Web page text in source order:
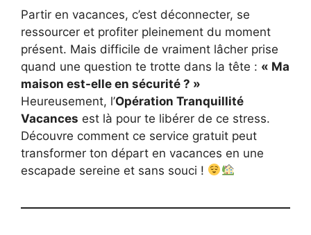
Partir en vacances, c’est déconnecter, se
ressourcer et profiter pleinement du moment
présent. Mais difficile de vraiment lâcher prise
quand une question te trotte dans la tête : « Ma
maison est-elle en sécurité ? »
Heureusement, l’Opération Tranquillité
Vacances est là pour te libérer de ce stress.
Découvre comment ce service gratuit peut
transformer ton départ en vacances en une
escapade sereine et sans souci !